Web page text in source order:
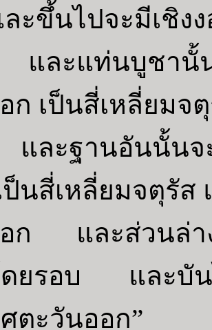
ะขึ้นไปจะมีเชิงง
และแท่นบูชานั้
ก เป็นสี่เหลี่ยมจ
และฐานอันนั้น
ป็นสี่เหลี่ยมจตุรั
อก และส่วนล่า
ดยรอบ และบัน
ตะวันออก”